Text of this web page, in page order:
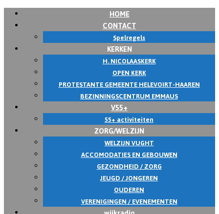
Skip
HOME
CONTACT
Spelregels
KERKEN
H. NICOLAASKERK
OPEN KERK
PROTESTANTE GEMEENTE HELEVOIRT-HAAREN
BEZINNINGSCENTRUM EMMAUS
V55+
55+ activiteiten
ZORG/WELZIJN
WELZIJN VUGHT
ACCOMODATIES EN GEBOUWEN
GEZONDHEID / ZORG
JEUGD / JONGEREN
OUDEREN
VERENIGINGEN / EVENEMENTEN